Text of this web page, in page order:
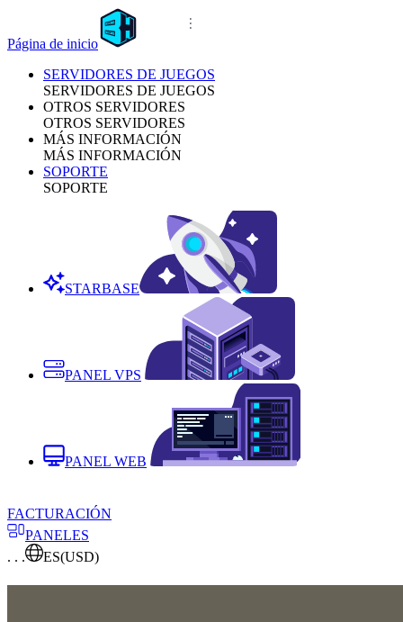
Página de inicio
SERVIDORES DE JUEGOS
SERVIDORES DE JUEGOS
OTROS SERVIDORES
OTROS SERVIDORES
MÁS INFORMACIÓN
MÁS INFORMACIÓN
SOPORTE
SOPORTE
STARBASE
PANEL VPS
PANEL WEB
FACTURACIÓN
PANELES
. . .
ES(USD)